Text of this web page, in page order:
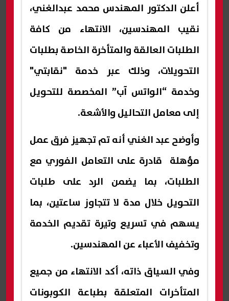
أعلن الدكتور المهندس محمد عبدالغني،
نقيب المهندسين، الانتهاء من كافة
الطلبات العالقة والمتأخرة الخاصة بطلبات
التحويلات، وذلك عبر خدمة "نقابتي"
وخدمة “الواتس آب” المخصصة للتحويل
إلى معامل التحاليل والأشعة.
وأوضح عبد الغني أنه تم تجهيز فرق عمل
مؤهلة قادرة على التعامل الفوري مع
الطلبات، بما يضمن الرد على طلبات
التحويل خلال مدة لا تتجاوز ساعتين، بما
يسهم في تسريع وتيرة تقديم الخدمة
وتخفيف الأعباء عن المهندسين.
وفي السياق ذاته، أكد الانتهاء من جميع
المتأخرات المتعلقة بطباعة الكوبونات